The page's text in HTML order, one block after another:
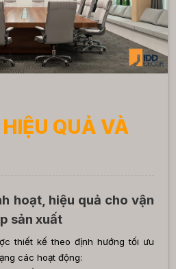
QUẢ VÀ
hoạt, hiệu quả cho vận
sản xuất
thiết kế theo định hướng tối ưu
các hoạt động: